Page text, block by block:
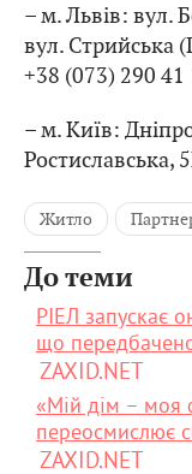
– м. Львів: вул.
вул. Стрийська
+38 (073) 290 41
– м. Київ:
Ростиславська,
Житло
До теми
РІЕЛ запускає
що
ZAXID.NET
«Мій дім – моя
переосмислює
ZAXID.NET